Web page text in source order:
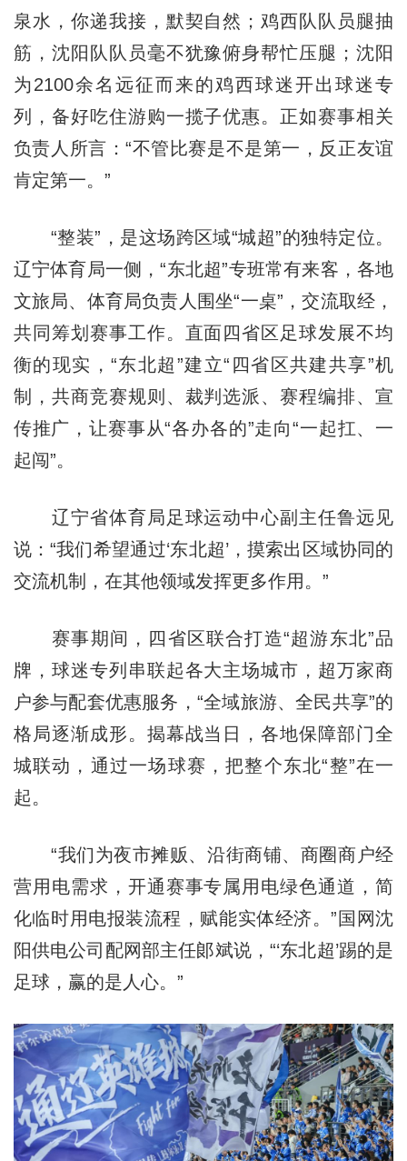
泉水，你递我接，默契自然；鸡西队队员腿抽
筋，沈阳队队员毫不犹豫俯身帮忙压腿；沈阳
为2100余名远征而来的鸡西球迷开出球迷专
列，备好吃住游购一揽子优惠。正如赛事相关
负责人所言：“不管比赛是不是第一，反正友谊
肯定第一。”
“整装”，是这场跨区域“城超”的独特定位。
辽宁体育局一侧，“东北超”专班常有来客，各地
文旅局、体育局负责人围坐“一桌”，交流取经，
共同筹划赛事工作。直面四省区足球发展不均
衡的现实，“东北超”建立“四省区共建共享”机
制，共商竞赛规则、裁判选派、赛程编排、宣
传推广，让赛事从“各办各的”走向“一起扛、一
起闯”。
辽宁省体育局足球运动中心副主任鲁远见
说：“我们希望通过‘东北超’，摸索出区域协同的
交流机制，在其他领域发挥更多作用。”
赛事期间，四省区联合打造“超游东北”品
牌，球迷专列串联起各大主场城市，超万家商
户参与配套优惠服务，“全域旅游、全民共享”的
格局逐渐成形。揭幕战当日，各地保障部门全
城联动，通过一场球赛，把整个东北“整”在一
起。
“我们为夜市摊贩、沿街商铺、商圈商户经
营用电需求，开通赛事专属用电绿色通道，简
化临时用电报装流程，赋能实体经济。”国网沈
阳供电公司配网部主任郞斌说，“‘东北超’踢的是
足球，赢的是人心。”